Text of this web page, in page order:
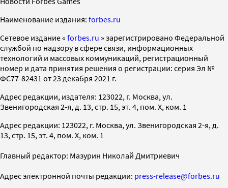
Наименование издания: forbes.ru
Cетевое издание « forbes.ru » зарегистрировано Федеральной
службой по надзору в сфере связи, информационных
технологий и массовых коммуникаций, регистрационный
номер и дата принятия решения о регистрации: серия Эл №
ФС77-82431 от 23 декабря 2021 г.
Адрес редакции, издателя: 123022, г. Москва, ул.
Звенигородская 2-я, д. 13, стр. 15, эт. 4, пом. X, ком. 1
Адрес редакции: 123022, г. Москва, ул. Звенигородская 2-я, д.
13, стр. 15, эт. 4, пом. X, ком. 1
Главный редактор: Мазурин Николай Дмитриевич
Адрес электронной почты редакции: press-release@forbes.ru